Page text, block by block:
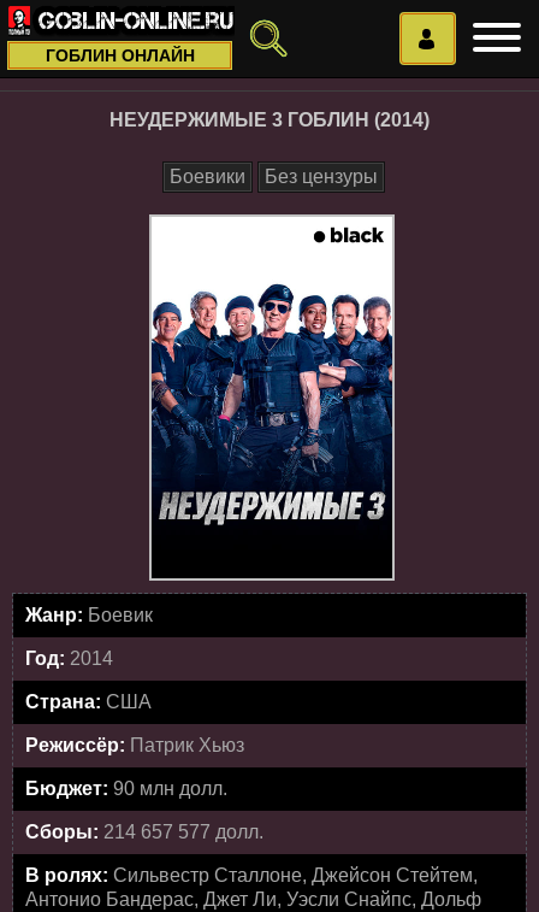
ГОБЛИН ОНЛАЙН
НЕУДЕРЖИМЫЕ 3 ГОБЛИН (2014)
Боевики Без цензуры
Жанр: Боевик
Год: 2014
Страна: США
Режиссёр: Патрик Хьюз
Бюджет: 90 млн долл.
Сборы: 214 657 577 долл.
В ролях: Сильвестр Сталлоне, Джейсон Стейтем,
Антонио Бандерас, Джет Ли, Уэсли Снайпс, Дольф